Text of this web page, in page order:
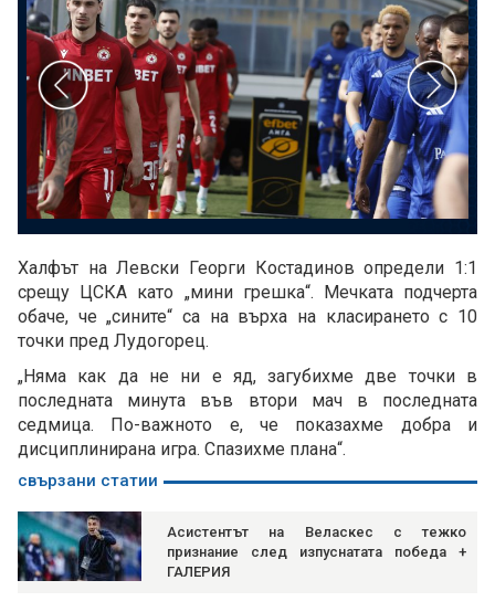
Халфът на Левски Георги Костадинов определи 1:1
срещу ЦСКА като „мини грешка“. Мечката подчерта
обаче, че „сините“ са на върха на класирането с 10
точки пред Лудогорец.
„Няма как да не ни е яд, загубихме две точки в
последната минута във втори мач в последната
седмица. По-важното е, че показахме добра и
дисциплинирана игра. Спазихме плана“.
свързани статии
Асистентът на Веласкес с тежко
признание след изпуснатата победа +
ГАЛЕРИЯ